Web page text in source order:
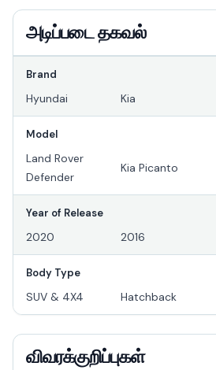
அடிப்படை தகவல்
Brand
Hyundai Kia
Model
Land Rover
Defender
Kia Picanto
Year of Release
2020 2016
Body Type
SUV & 4X4 Hatchback
விவரக்குறிப்புகள்